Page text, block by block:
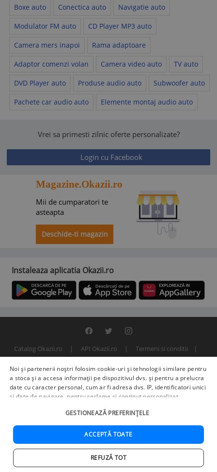
Acasa Cautare Cos Favorite Contul meu
Boxe auto Conectica auto Navigatie auto
Modulator FM auto CD Player MP3 auto
Camera mers inapoi Rama adaptoare
Adaptor comenzi volan Camera video auto TV auto
DVD Player auto Produse audio auto Subwoofer auto
Pachete car audio auto Elemente montaj audio auto
Vrei sa primesti zilnic oferte personalizate?
Login cu Facebook
Magazine.Okazii.ro
Mii de cumparatori te
asteapta
Deschide-ti magazin
Instaleaza aplicatia Okazii.ro
Catalog Okazii.ro API Okazii.ro
Termeni si conditii
© 2000 - 2026 S.C. BITFACTOR S.R.L.
Noi și partenerii noștri folosim cookie-uri și tehnologii similare pentru
a stoca și a accesa informații pe dispozitivul dvs. și pentru a prelucra
date cu caracter personal, cum ar fi adresa dvs. IP, identificatori unici
și date de navigare, pentru reclame și conținut personalizat,
îmbunătățirea serviciilor.Furnizori terți (225)pot, de asemenea,
prelucra datele dvs. în aceste și alte scopuri, inclusiv folosind date
precise de geolocalizare și caracteristici ale dispozitivului. Opțiunile
dvs. se aplică doar acestui site web. Unii furnizori se pot baza pe
interes legitim în loc de consimțământ; aveți dreptul să vă opuneți în
. Vă puteți retrage consimțământul în orice
GESTIONEAZĂ PREFERINȚELE
ACCEPTĂ TOATE
REFUZĂ TOT